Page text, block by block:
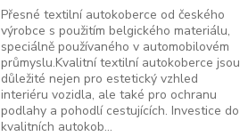
Přesné textilní autokoberce od českého
výrobce s použitím belgického materiálu,
speciálně používaného v automobilovém
průmyslu.Kvalitní textilní autokoberce jsou
důležité nejen pro estetický vzhled
interiéru vozidla, ale také pro ochranu
podlahy a pohodlí cestujících. Investice do
kvalitních autokob...